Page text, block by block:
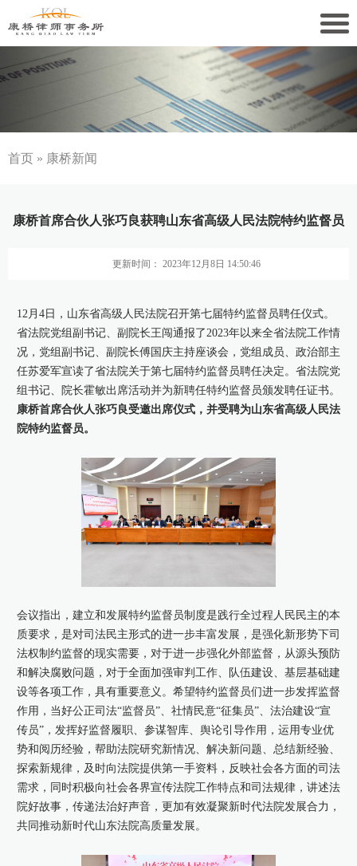
关于康桥
康桥文化
康桥党建
业务领域
社会责任
康桥法治研究院
康桥出版
首页 » 康桥新闻
康桥首席合伙人张巧良获聘山东省高级人民法院特约监督员
更新时间： 2023年12月8日 14:50:46
12月4日，山东省高级人民法院召开第七届特约监督员聘任仪式。
省法院党组副书记、副院长王闯通报了2023年以来全省法院工作情
况，党组副书记、副院长傅国庆主持座谈会，党组成员、政治部主
任苏爱军宣读了省法院关于第七届特约监督员聘任决定。省法院党
组书记、院长霍敏出席活动并为新聘任特约监督员颁发聘任证书。
康桥首席合伙人张巧良受邀出席仪式，并受聘为山东省高级人民法
院特约监督员。
会议指出，建立和发展特约监督员制度是践行全过程人民民主的本
质要求，是对司法民主形式的进一步丰富发展，是强化新形势下司
法权制约监督的现实需要，对于进一步强化外部监督，从源头预防
和解决腐败问题，对于全面加强审判工作、队伍建设、基层基础建
设等各项工作，具有重要意义。希望特约监督员们进一步发挥监督
作用，当好公正司法“监督员”、社情民意“征集员”、法治建设“宣
传员”，发挥好监督履职、参谋智库、舆论引导作用，运用专业优
势和阅历经验，帮助法院研究新情况、解决新问题、总结新经验、
探索新规律，及时向法院提供第一手资料，反映社会各方面的司法
需求，同时积极向社会各界宣传法院工作特点和司法规律，讲述法
院好故事，传递法治好声音，更加有效凝聚新时代法院发展合力，
共同推动新时代山东法院高质量发展。